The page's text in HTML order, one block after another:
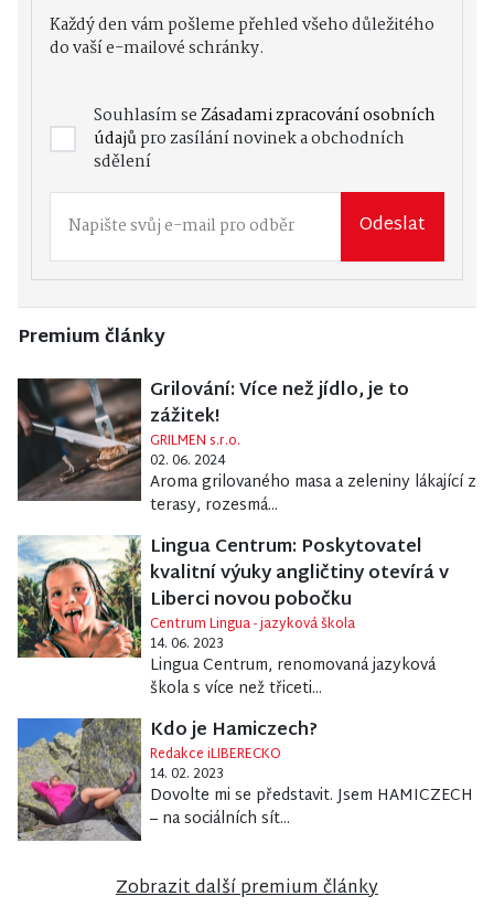
Každý den vám pošleme přehled všeho důležitého
do vaší e-mailové schránky.
Souhlasím seZásadami zpracování osobních
údajůpro zasílání novinek a obchodních
sdělení
Odeslat
Premium články
Grilování: Více než jídlo, je to
zážitek!
GRILMEN s.r.o.
02. 06. 2024
Aroma grilovaného masa a zeleniny lákající z
terasy, rozesmá...
Lingua Centrum: Poskytovatel
kvalitní výuky angličtiny otevírá v
Liberci novou pobočku
Centrum Lingua - jazyková škola
14. 06. 2023
Lingua Centrum, renomovaná jazyková
škola s více než třiceti...
Kdo je Hamiczech?
Redakce iLIBERECKO
14. 02. 2023
Dovolte mi se představit. Jsem HAMICZECH
– na sociálních sít...
Zobrazit další premium články